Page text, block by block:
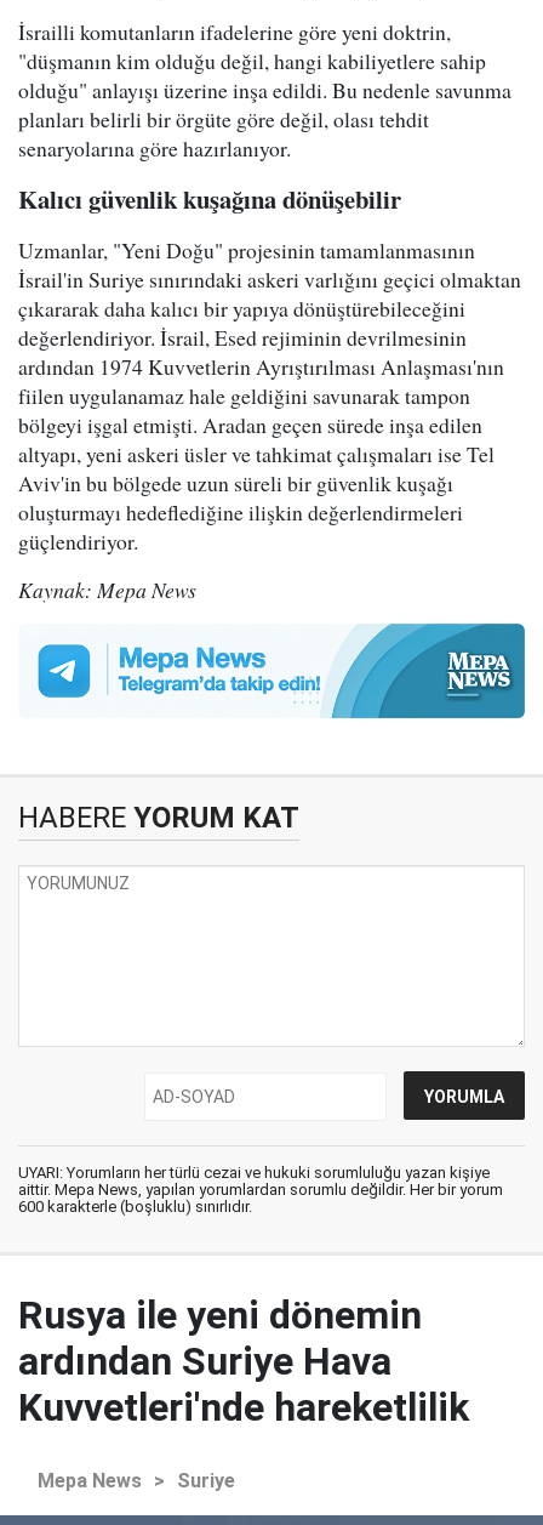
İsrailli komutanların ifadelerine göre yeni doktrin,
"düşmanın kim olduğu değil, hangi kabiliyetlere sahip
olduğu" anlayışı üzerine inşa edildi. Bu nedenle savunma
planları belirli bir örgüte göre değil, olası tehdit
senaryolarına göre hazırlanıyor.
Kalıcı güvenlik kuşağına dönüşebilir
Uzmanlar, "Yeni Doğu" projesinin tamamlanmasının
İsrail'in Suriye sınırındaki askeri varlığını geçici olmaktan
çıkararak daha kalıcı bir yapıya dönüştürebileceğini
değerlendiriyor. İsrail, Esed rejiminin devrilmesinin
ardından 1974 Kuvvetlerin Ayrıştırılması Anlaşması'nın
fiilen uygulanamaz hale geldiğini savunarak tampon
bölgeyi işgal etmişti. Aradan geçen sürede inşa edilen
altyapı, yeni askeri üsler ve tahkimat çalışmaları ise Tel
Aviv'in bu bölgede uzun süreli bir güvenlik kuşağı
oluşturmayı hedeflediğine ilişkin değerlendirmeleri
güçlendiriyor.
Kaynak: Mepa News
HABERE YORUM KAT
UYARI: Yorumların her türlü cezai ve hukuki sorumluluğu yazan kişiye
aittir. Mepa News, yapılan yorumlardan sorumlu değildir. Her bir yorum
600 karakterle (boşluklu) sınırlıdır.
Rusya ile yeni dönemin
ardından Suriye Hava
Kuvvetleri'nde hareketlilik
Mepa News > Suriye